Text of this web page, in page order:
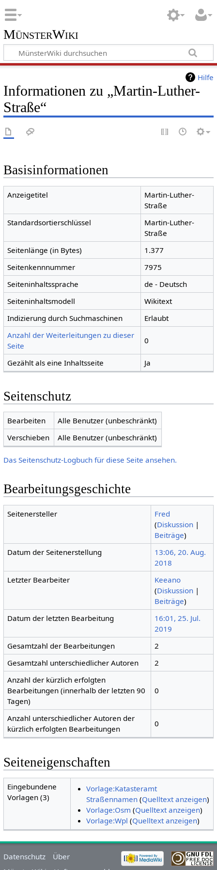
MünsterWiki
Hilfe
Informationen zu „Martin-Luther-
Straße“
Basisinformationen
Anzeigetitel
Martin-Luther-
Straße
Standardsortierschlüssel
Martin-Luther-
Straße
Seitenlänge (in Bytes)
1.377
Seitenkennnummer
7975
Seiteninhaltssprache
de - Deutsch
Seiteninhaltsmodell
Wikitext
Indizierung durch Suchmaschinen
Erlaubt
Anzahl der Weiterleitungen zu dieser
Seite
0
Gezählt als eine Inhaltsseite Ja
Seitenschutz
Bearbeiten
Alle Benutzer (unbeschränkt)
Verschieben
Alle Benutzer (unbeschränkt)
Das Seitenschutz-Logbuch für diese Seite ansehen.
Bearbeitungsgeschichte
Seitenersteller
Fred
(Diskussion |
Beiträge)
Datum der Seitenerstellung
13:06, 20. Aug.
2018
Letzter Bearbeiter
Keeano
(Diskussion |
Beiträge)
Datum der letzten Bearbeitung
16:01, 25. Jul.
2019
Gesamtzahl der Bearbeitungen
2
Gesamtzahl unterschiedlicher Autoren
2
Anzahl der kürzlich erfolgten
Bearbeitungen (innerhalb der letzten 90
Tagen)
0
Anzahl unterschiedlicher Autoren der
kürzlich erfolgten Bearbeitungen
0
Seiteneigenschaften
Eingebundene
Vorlagen (3)
Vorlage:Katasteramt
Straßennamen(Quelltext anzeigen)
Vorlage:Osm (Quelltext anzeigen)
Vorlage:Wpl (Quelltext anzeigen)
Datenschutz
Über